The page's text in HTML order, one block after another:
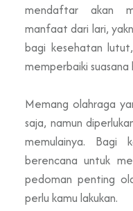
mendaftar akan
manfaat dari lari,
bagi kesehatan
memperbaiki suasana
Memang olahraga
saja, namun
memulainya. Bagi
berencana untuk
pedoman penting
perlu kamu lakukan.